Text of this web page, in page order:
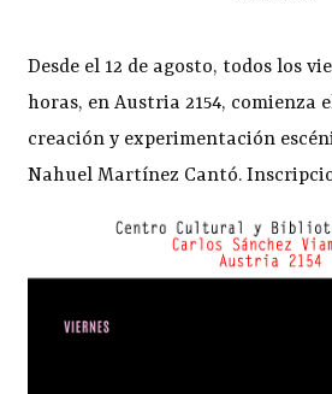
Desde el 12 de agosto, todos los
horas, en Austria 2154, comienza
creación y experimentación
Nahuel Martínez Cantó.